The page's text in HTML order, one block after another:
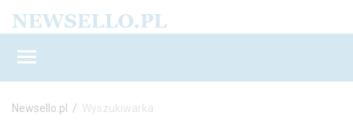
Newsello.pl / Wyszukiwarka